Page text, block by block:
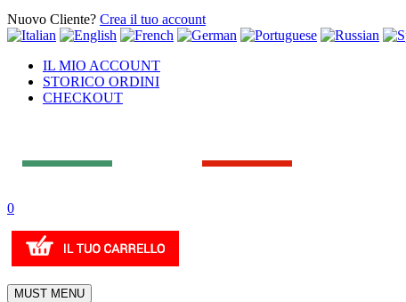
Nuovo Cliente? Crea il tuo account
IL MIO ACCOUNT
STORICO ORDINI
CHECKOUT
0
MUST MENU